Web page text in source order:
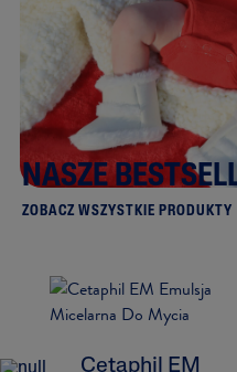
NASZE
ZOBACZ WSZYSTKIE PRODUKTY
Cetaphil EM